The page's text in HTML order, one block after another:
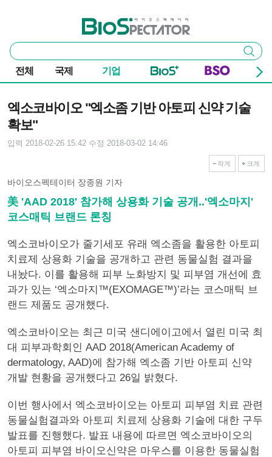
바이오스펙테이터
통
합
검
색
검색
전체 국제 기업
엑소코바이오 "엑소좀 기반 아토피 신약 기술
확보"
입력 2018-02-26 15:42 수정 2018-03-02 14:46
작게 크게
바이오스펙테이터 장종원 기자
美 'AAD 2018' 참가해 상용화 기술 공개..'엑소마지'
코스매틱 브랜드 론칭
엑소코바이오가 줄기세포 유래 엑소좀을 활용한 아토피
치료제 상용화 기술을 공개하고 관련 동물실험 결과을
내놨다. 이를 활용해 피부 노화방지 및 피부염 개선에 효
과가 있는 ‘엑소마지™(EXOMAGE™)’라는 코스매틱 브
랜드 제품도 공개했다.
엑소코바이오는 최근 미국 샌디에이고에서 열린 미국 최
대 피부과학회인 AAD 2018(American Academy of
dermatology, AAD)에 참가해 엑소좀 기반 아토피 신약
개발 현황을 공개했다고 26일 밝혔다.
이번 행사에서 엑소코바이오는 아토피 피부염 치료 관련
동물실험결과와 아토피 치료제 상용화 기술에 대한 구두
발표를 진행했다. 발표 내용에 따르면 엑소코바이오의
아토피 피부염 바이오신약은 마우스를 이용한 동물실험